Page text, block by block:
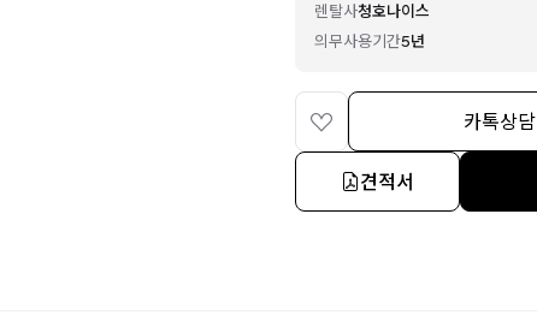
렌탈사청호나이스
의무사용기간5년
카톡상담
견적서